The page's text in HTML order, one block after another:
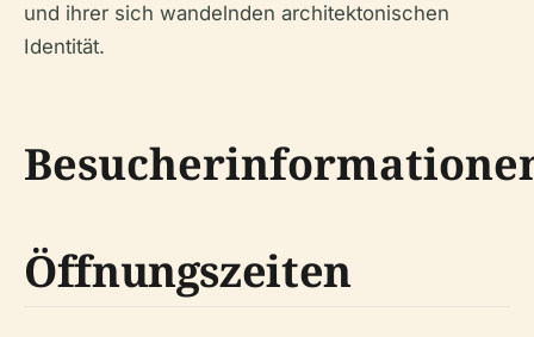
und ihrer sich wandelnden architektonischen
Identität.
Öffnungszeiten